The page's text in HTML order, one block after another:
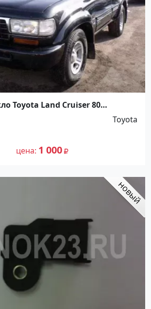
Toyota Land Cruiser 80
Toyota
цена 1 000